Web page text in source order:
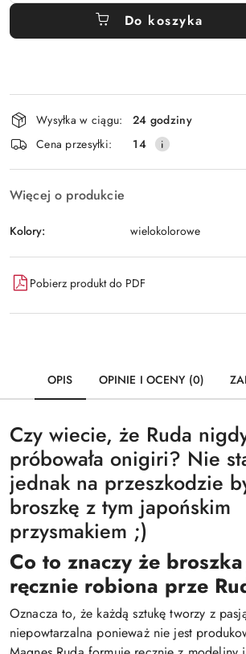
Do koszyka
Wyślij
Dostępność
i
dostawa
Wysyłka w ciągu:
24 godziny
Cena przesyłki:
14
Więcej o produkcie
Kolory: wielokolorowe
Pobierz produkt do PDF
OPIS OPINIE I OCENY (0)
Czy wiecie, że Ruda
próbowała onigiri? Nie
jednak na przeszkodzie
broszkę z tym japońskim
przysmakiem ;)
Co to znaczy że
ręcznie robiona prze
Oznacza to, że każdą sztukę tworzy z
niepowtarzalna ponieważ nie jest